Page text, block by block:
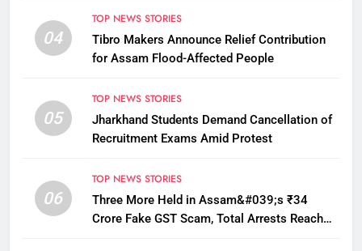
04
TOP NEWS STORIES
Tibro Makers Announce Relief Contribution
for Assam Flood-Affected People
05
TOP NEWS STORIES
Jharkhand Students Demand Cancellation of
Recruitment Exams Amid Protest
06
TOP NEWS STORIES
Three More Held in Assam&#039;s ₹34
Crore Fake GST Scam, Total Arrests Reach